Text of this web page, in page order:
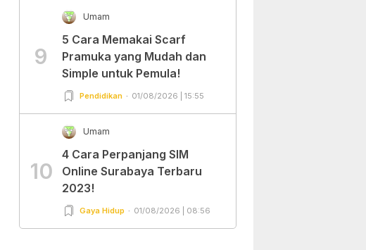
9
Umam
5 Cara Memakai Scarf
Pramuka yang Mudah dan
Simple untuk Pemula!
Pendidikan 01/08/2026 | 15:55
10
Umam
4 Cara Perpanjang SIM
Online Surabaya Terbaru
2023!
Gaya Hidup 01/08/2026 | 08:56